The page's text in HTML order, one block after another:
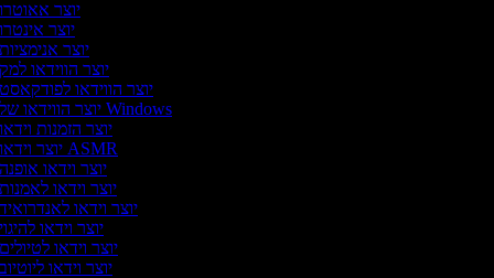
יוצר
יוצר
יוצר
יוצר הווידאו
יוצר הווידאו
יוצר הווידאו של Windows
יוצר הזמנות
יוצר וידאו ASMR
יוצר וידאו
יוצר וידאו
יוצר וידאו
יוצר וידאו
יוצר וידאו
יוצר וידאו